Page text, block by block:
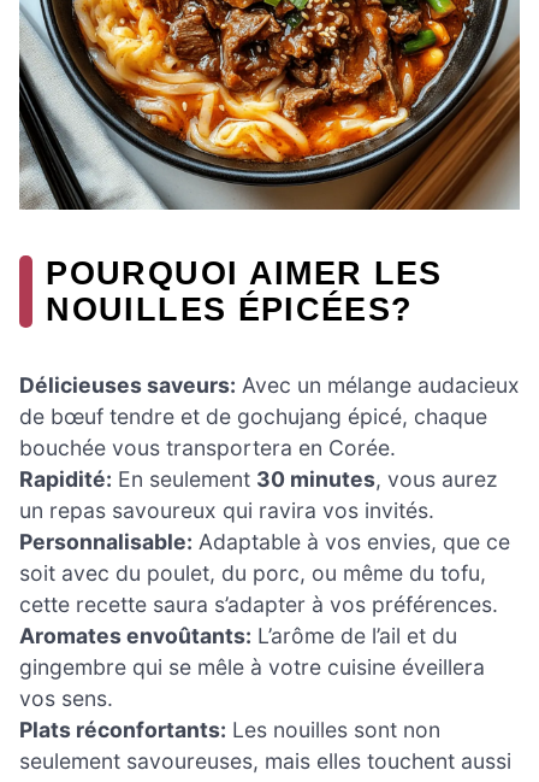
POURQUOI AIMER LES
NOUILLES ÉPICÉES?
Délicieuses saveurs: Avec un mélange audacieux
de bœuf tendre et de gochujang épicé, chaque
bouchée vous transportera en Corée.
Rapidité: En seulement 30 minutes, vous aurez
un repas savoureux qui ravira vos invités.
Personnalisable: Adaptable à vos envies, que ce
soit avec du poulet, du porc, ou même du tofu,
cette recette saura s’adapter à vos préférences.
Aromates envoûtants: L’arôme de l’ail et du
gingembre qui se mêle à votre cuisine éveillera
vos sens.
Plats réconfortants: Les nouilles sont non
seulement savoureuses, mais elles touchent aussi